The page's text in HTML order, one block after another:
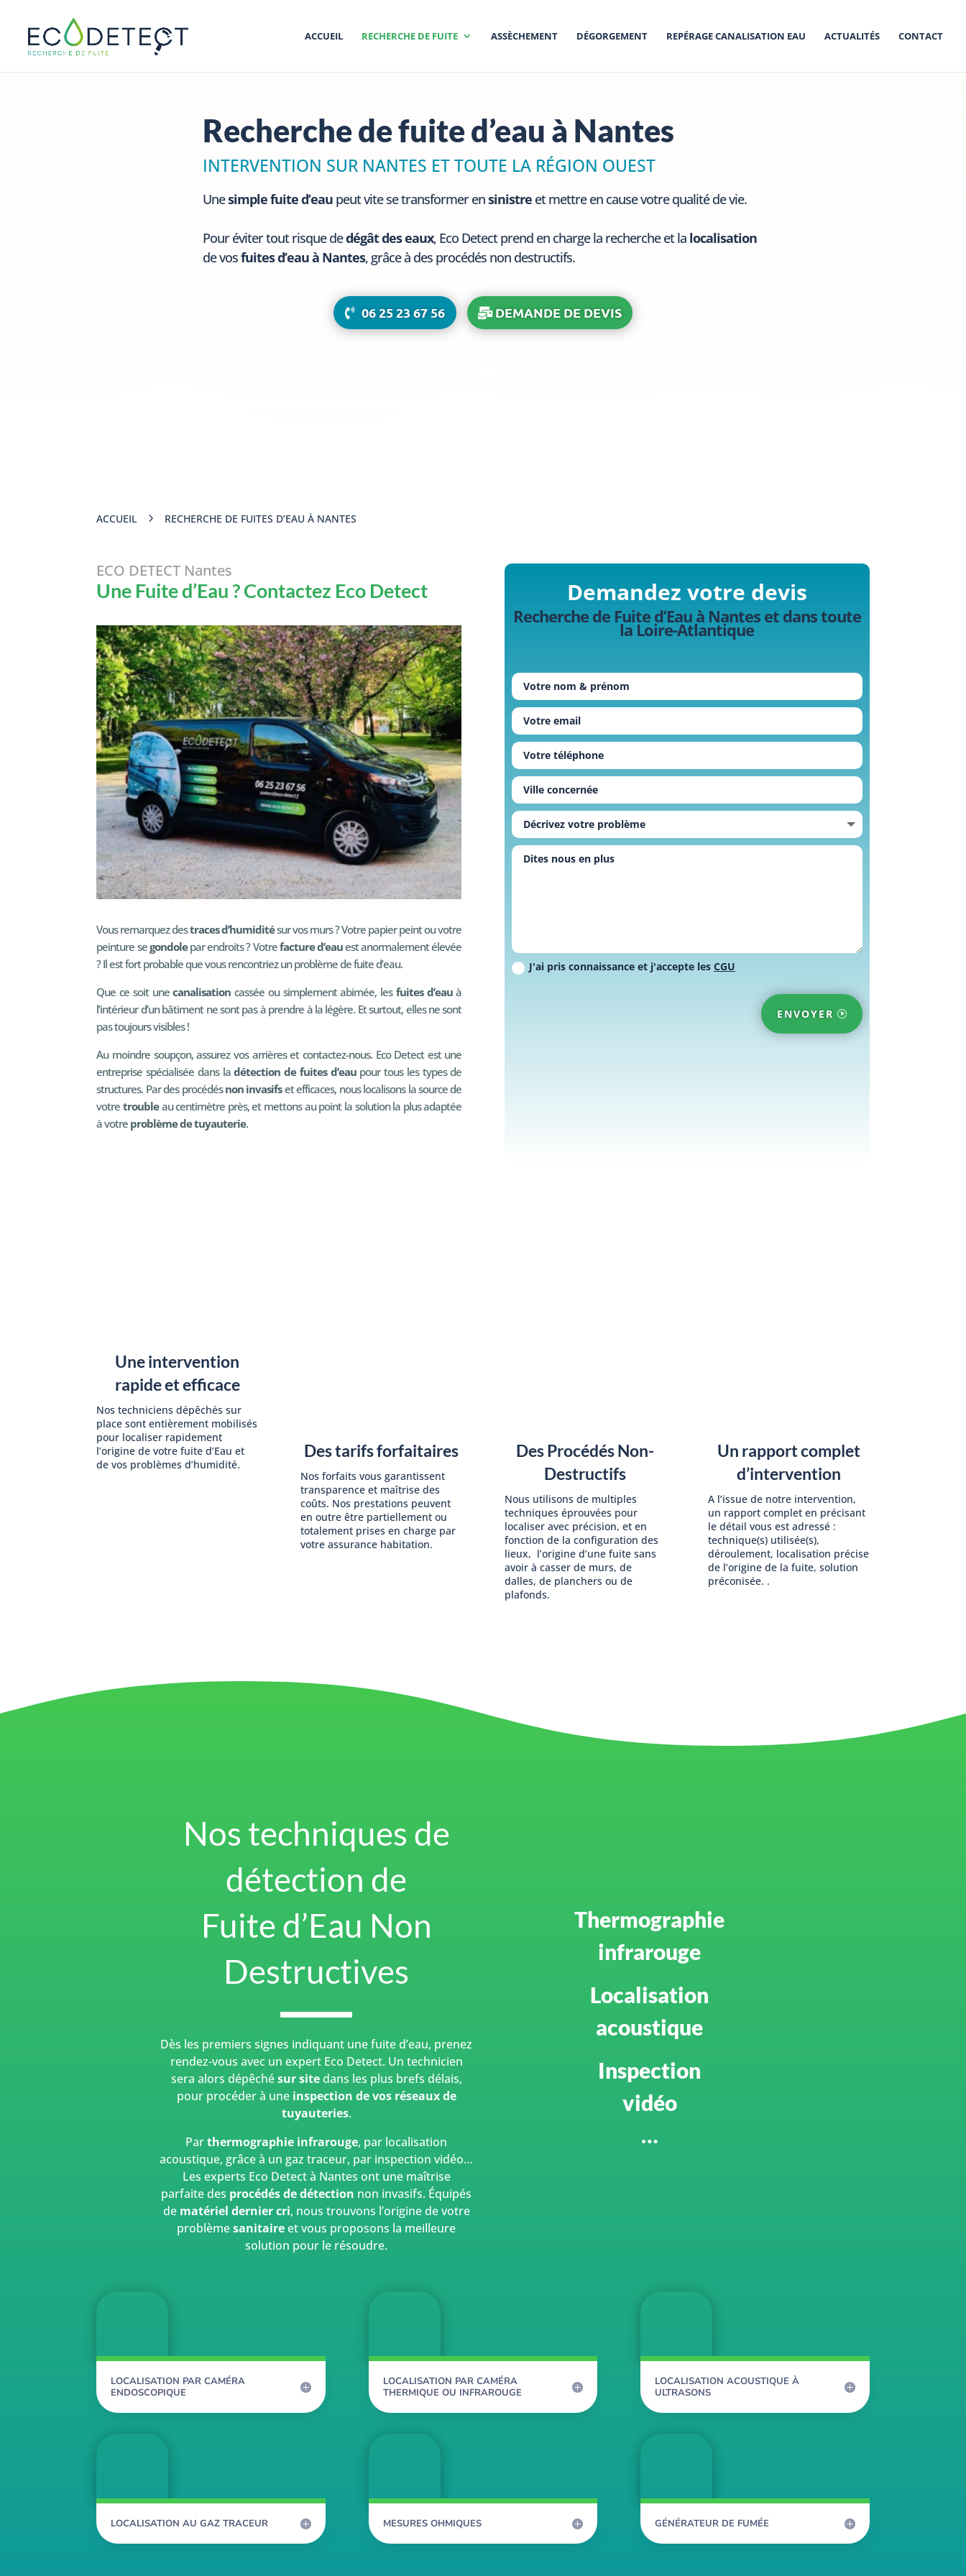
ACCUEIL RECHERCHE DE FUITE ASSÈCHEMENT DÉGORGEMENT REPÉRAGE CANALISATION EAU ACTUALITÉS CONTACT
Recherche de fuite d’eau à Nantes
INTERVENTION SUR NANTES ET TOUTE LA RÉGION OUEST
Unesimple fuite d’eau peut vite se transformer ensinistre et mettre en cause votre qualité de vie.
Pour éviter tout risque dedégât des eaux, Eco Detect prend en charge la recherche et la localisation
de vosfuites d’eau à Nantes, grâce à des procédés non destructifs.
06 25 23 67 56 DEMANDE DE DEVIS
ACCUEIL 5 RECHERCHE DE FUITES D’EAU À NANTES
ECO DETECT Nantes
Une Fuite d’Eau ? Contactez Eco Detect
Vous remarquez destraces d’humiditésur vos murs ? Votre papier peint ou votre
peinture segondolepar endroits ? Votrefacture d’eauest anormalement élevée
? Il est fort probable que vous rencontriez un problème de fuite d’eau.
Que ce soit unecanalisation cassée ou simplement abimée, les fuites d’eauà
l’intérieur d’un bâtiment ne sont pas à prendre à la légère. Et surtout, elles ne sont
pas toujours visibles !
Au moindre soupçon, assurez vos arrières et contactez-nous. Eco Detect est une
entreprise spécialisée dans ladétection de fuites d’eaupour tous les types de
structures. Par des procédésnon invasifset efficaces, nous localisons la source de
votretroubleau centimètre près, et mettons au point la solution la plus adaptée
à votre problème de tuyauterie.
Demandez votre devis
Recherche de Fuite d’Eau à Nantes et dans toute
la Loire-Atlantique
J'ai pris connaissance et j'accepte les CGU
ENVOYER
Une intervention
rapide et efficace
Nos techniciens dépêchés sur
place sont entièrement mobilisés
pour localiser rapidement
l’origine de votre fuite d’Eau et
de vos problèmes d’humidité.
Des tarifs forfaitaires
Nos forfaits vous garantissent
transparence et maîtrise des
coûts. Nos prestations peuvent
en outre être partiellement ou
totalement prises en charge par
votre assurance habitation.
Des Procédés Non-
Destructifs
Nous utilisons de multiples
techniques éprouvées pour
localiser avec précision, et en
fonction de la configuration des
lieux, l’origine d’une fuite sans
avoir à casser de murs, de
dalles, de planchers ou de
plafonds.
Un rapport complet
d’intervention
A l’issue de notre intervention,
un rapport complet en précisant
le détail vous est adressé :
technique(s) utilisée(s),
déroulement, localisation précise
de l’origine de la fuite, solution
préconisée. .
Nos techniques de
détection de
Fuite d’Eau Non
Destructives
Dès les premiers signes indiquant une fuite d’eau, prenez
rendez-vous avec un expert Eco Detect. Un technicien
sera alors dépêchésur sitedans les plus brefs délais,
pour procéder à une inspection de vos réseaux de
tuyauteries.
Parthermographie infrarouge, par localisation
acoustique, grâce à un gaz traceur, par inspection vidéo…
Les experts Eco Detect à Nantes ont une maîtrise
parfaite des procédés de détection non invasifs. Équipés
de matériel dernier cri, nous trouvons l’origine de votre
problèmesanitaireet vous proposons la meilleure
solution pour le résoudre.
Thermographie
infrarouge
Localisation
acoustique
Inspection
vidéo
…
LOCALISATION PAR CAMÉRA
ENDOSCOPIQUE
LOCALISATION AU GAZ TRACEUR
LOCALISATION PAR CAMÉRA
THERMIQUE OU INFRAROUGE
MESURES OHMIQUES
LOCALISATION ACOUSTIQUE À
ULTRASONS
GÉNÉRATEUR DE FUMÉE